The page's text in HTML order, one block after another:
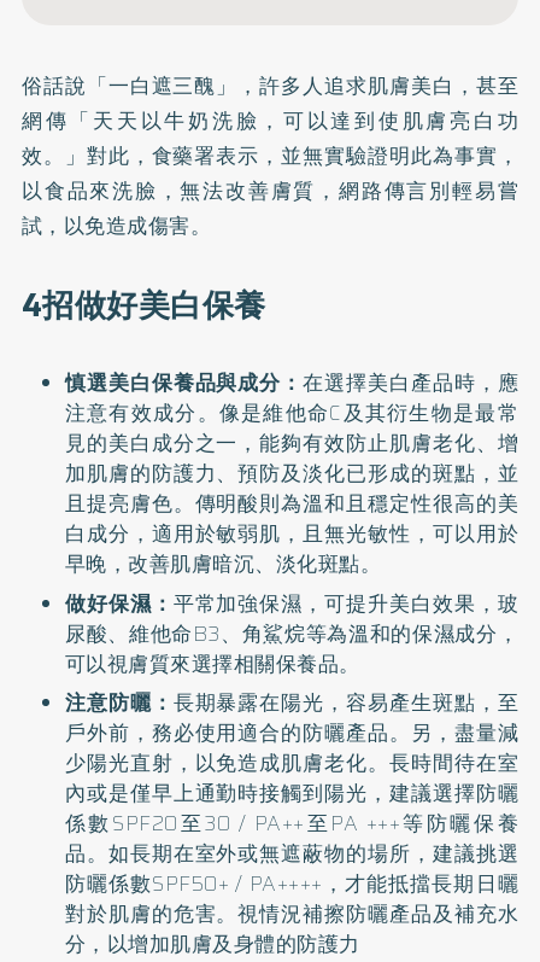
俗話說「一白遮三醜」，許多人追求肌膚美白，甚至
網傳「天天以牛奶洗臉，可以達到使肌膚亮白功
效。」對此，食藥署表示，並無實驗證明此為事實，
以食品來洗臉，無法改善膚質，網路傳言別輕易嘗
試，以免造成傷害。
4招做好美白保養
慎選美白保養品與成分：在選擇美白產品時，應
注意有效成分。像是維他命C及其衍生物是最常
見的美白成分之一，能夠有效防止肌膚老化、增
加肌膚的防護力、預防及淡化已形成的斑點，並
且提亮膚色。傳明酸則為溫和且穩定性很高的美
白成分，適用於敏弱肌，且無光敏性，可以用於
早晚，改善肌膚暗沉、淡化斑點。
做好保濕： 平常加強保濕，可提升美白效果，玻
尿酸、維他命B3、角鯊烷等為溫和的保濕成分，
可以視膚質來選擇相關保養品。
注意防曬： 長期暴露在陽光，容易產生斑點，至
戶外前，務必使用適合的防曬產品。另，盡量減
少陽光直射，以免造成肌膚老化。長時間待在室
內或是僅早上通勤時接觸到陽光，建議選擇防曬
係數SPF20至30 / PA++至PA +++等防曬保養
品。如長期在室外或無遮蔽物的場所，建議挑選
防曬係數SPF50+ / PA++++，才能抵擋長期日曬
對於肌膚的危害。視情況補擦防曬產品及補充水
分，以增加肌膚及身體的防護力